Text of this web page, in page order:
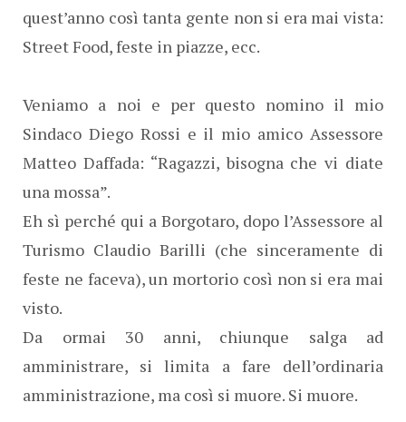
quest’anno così tanta gente non si era mai vista:
Street Food, feste in piazze, ecc.
Veniamo a noi e per questo nomino il mio
Sindaco Diego Rossi e il mio amico Assessore
Matteo Daffada: “Ragazzi, bisogna che vi diate
una mossa”.
Eh sì perché qui a Borgotaro, dopo l’Assessore al
Turismo Claudio Barilli (che sinceramente di
feste ne faceva), un mortorio così non si era mai
visto.
Da ormai 30 anni, chiunque salga ad
amministrare, si limita a fare dell’ordinaria
amministrazione, ma così si muore. Si muore.